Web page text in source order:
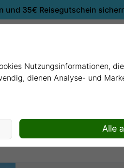
und 35€ Reisegutschein
mit Carnival
Nutzungsinformationen,
dienen Analyse- und
Alle